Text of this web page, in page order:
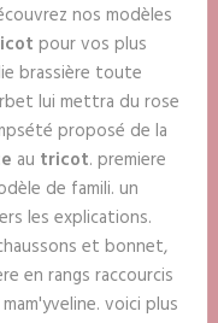
nos modèles
pour vos plus
brassière toute
lui mettra du rose
proposé de la
au tricot. premiere
de famili. un
les explications.
et bonnet,
en rangs raccourcis
voici plus